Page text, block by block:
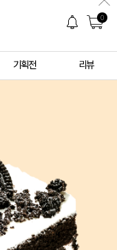
0
기획전 리뷰